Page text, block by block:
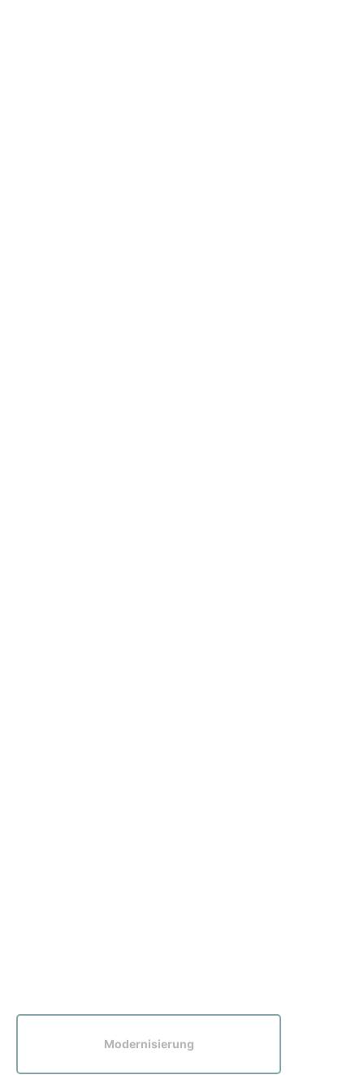
Modernisierung